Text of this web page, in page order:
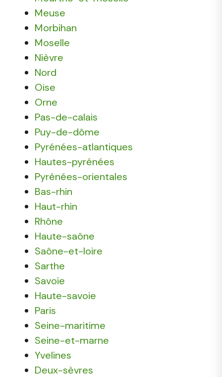
Meuse
Morbihan
Moselle
Nièvre
Nord
Oise
Orne
Pas-de-calais
Puy-de-dôme
Pyrénées-atlantiques
Hautes-pyrénées
Pyrénées-orientales
Bas-rhin
Haut-rhin
Rhône
Haute-saône
Saône-et-loire
Sarthe
Savoie
Haute-savoie
Paris
Seine-maritime
Seine-et-marne
Yvelines
Deux-sèvres